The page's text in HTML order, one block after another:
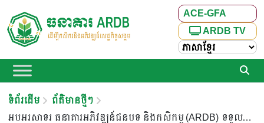
ACE-GFA
ARDB TV
ទំព័រដើម
ព័ត៌មានថ្មីៗ
អបអរសាទរ ធនាគារអភិវឌ្ឍន៍ជនបទ និងកសិកម្ម (ARDB) ទទួលធ្វើជាម្ចាស់ផ្ទះសម្រាប់កិច្ចប្រជុំ Association of Development Financing Institutions in Asia and the Pacific (ADFIAP) លើទី៤៧ នៅព្រះរាជាណាចក្រកម្ពុជា